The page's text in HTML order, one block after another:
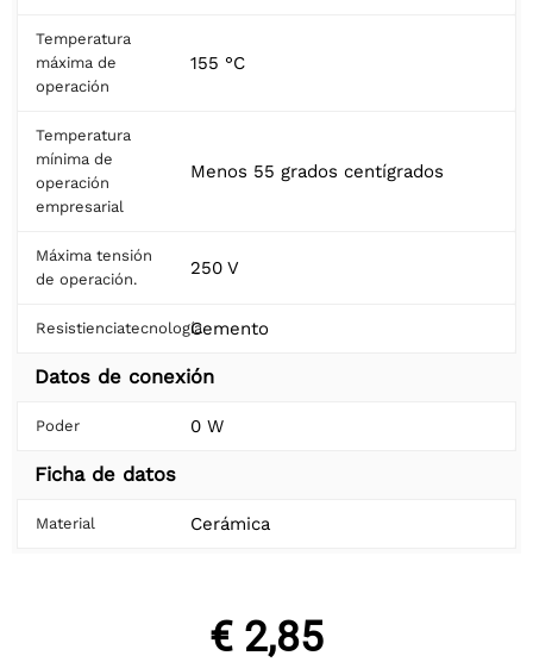
Temperatura
máxima de
operación
155 °C
Temperatura
mínima de
operación
empresarial
Menos 55 grados centígrados
Máxima tensión
de operación.
250 V
ResistienciatecnologíaCemento
Datos de conexión
Poder 0 W
Ficha de datos
Material Cerámica
€ 2,85